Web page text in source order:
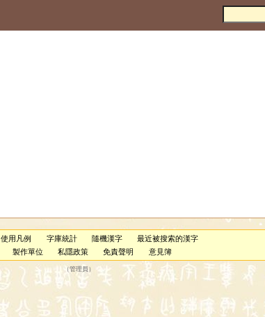
使用凡例 字庫統計 隨機漢字
最近被搜索的漢字
製作單位 私隱政策 免責聲明 意見簿
（管理員 ）